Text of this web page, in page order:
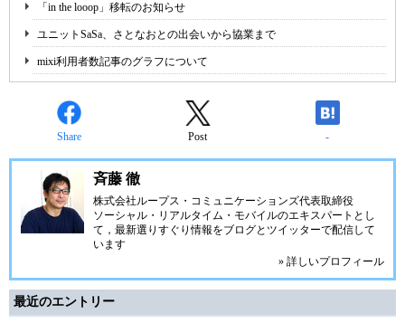
「in the looop」移転のお知らせ
ユニットSaSa、さとなおとの出会いから協業まで
mixi利用者数記事のグラフについて
Share Post -
斉藤 徹
株式会社ループス・コミュニケーションズ代表取締役
ソーシャル・リアルタイム・モバイルのエキスパートとし
て，最新選りすぐり情報をブログとツイッターで配信して
います
» 詳しいプロフィール
最近のエントリー